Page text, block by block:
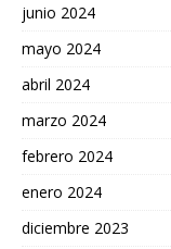
junio 2024
mayo 2024
abril 2024
marzo 2024
febrero 2024
enero 2024
diciembre 2023